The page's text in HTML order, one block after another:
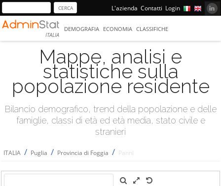
L'azienda Contatti Login
ITALIA
DEMOGRAFIA ECONOMIA CLASSIFICHE
Mappe, analisi e
statistiche sulla
popolazione residente
Bilancio demografico, trend della popolazione e delle
famiglie, classi di età ed età media, stato civile e
stranieri
ITALIA / Puglia / Provincia di Foggia / Panni